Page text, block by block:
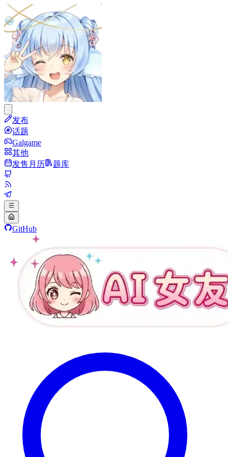
发布
话题
Galgame
其他
发售月历
题库
GitHub